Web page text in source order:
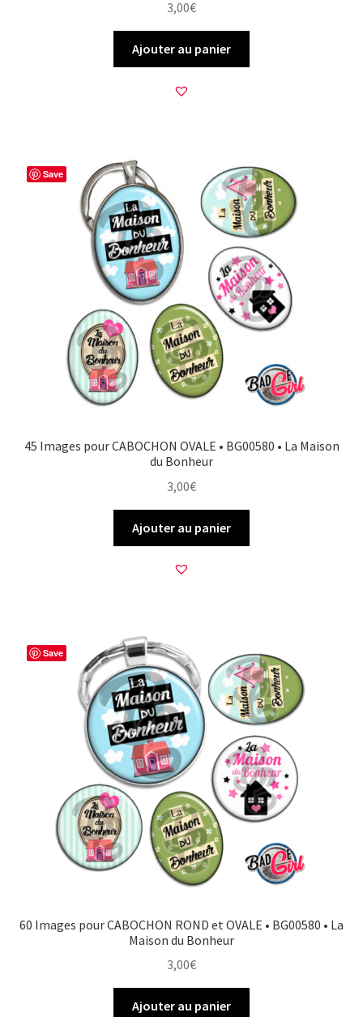
3,00€
Ajouter au panier
Save
45 Images pour CABOCHON OVALE • BG00580 • La Maison
du Bonheur
3,00€
Ajouter au panier
Save
60 Images pour CABOCHON ROND et OVALE • BG00580 • La
Maison du Bonheur
3,00€
Ajouter au panier